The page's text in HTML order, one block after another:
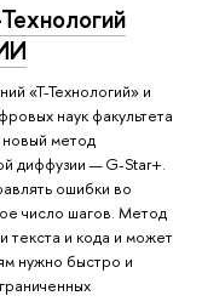
«Т-Технологий» и
наук факультета
метод
диффузии — G-Star+.
ошибки во
число шагов. Метод
текста и кода и может
нужно быстро и